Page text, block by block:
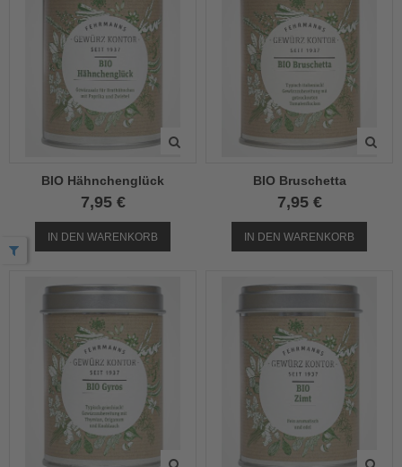
BIO Hähnchenglück
7,95 €
IN DEN WARENKORB
BIO Bruschetta
7,95 €
IN DEN WARENKORB